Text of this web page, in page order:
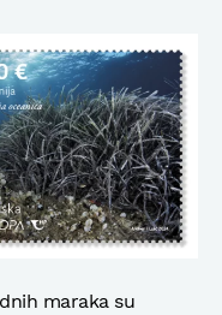
maraka su